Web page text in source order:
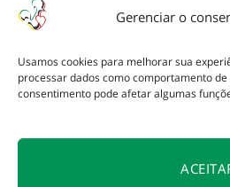
Gerenciar o
Usamos cookies para melhorar sua
processar dados como comportamento
consentimento pode afetar algumas
apoia a